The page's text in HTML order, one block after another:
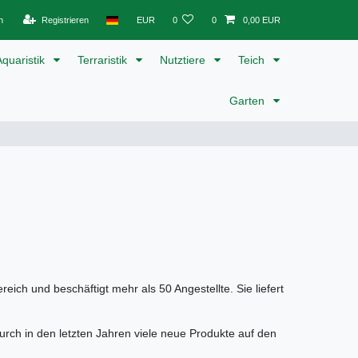
Registrieren EUR 0 0 0,00 EUR
Terraristik Nutztiere Teich
Garten
und beschäftigt mehr als 50 Angestellte. Sie liefert
in den letzten Jahren viele neue Produkte auf den